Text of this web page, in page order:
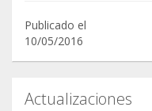
Publicado el
10/05/2016
Actualizaciones